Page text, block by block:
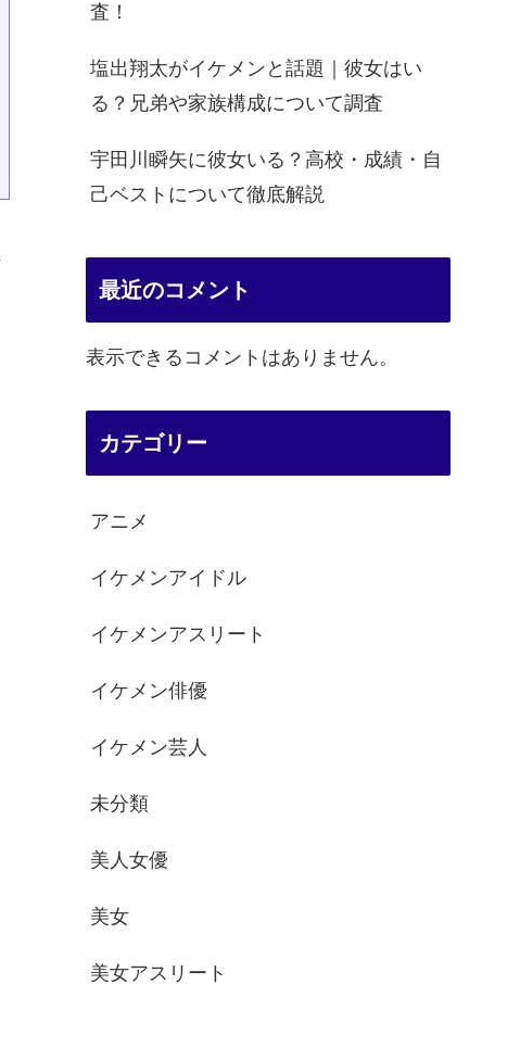
査！
塩出翔太がイケメンと話題｜彼女はい
る？兄弟や家族構成について調査
宇田川瞬矢に彼女いる？高校・成績・自
己ベストについて徹底解説
最近のコメント
表示できるコメントはありません。
カテゴリー
アニメ
イケメンアイドル
イケメンアスリート
イケメン俳優
イケメン芸人
未分類
美人女優
美女
美女アスリート